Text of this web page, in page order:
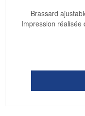
Brassard
Impression réalisée